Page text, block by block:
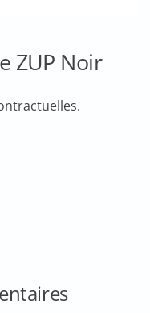
ZUP Noir